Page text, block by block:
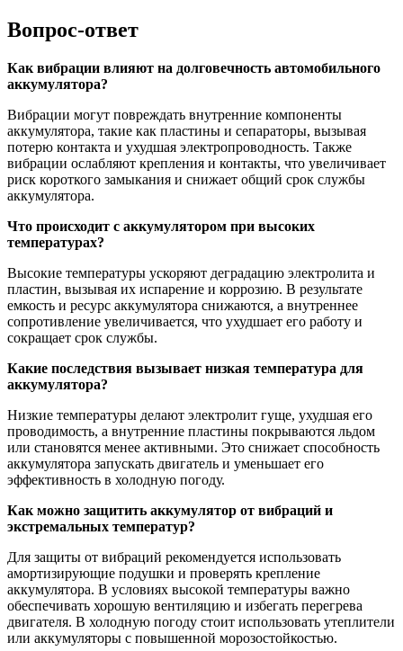
Вопрос-ответ
Как вибрации влияют на долговечность автомобильного
аккумулятора?
Вибрации могут повреждать внутренние компоненты
аккумулятора, такие как пластины и сепараторы, вызывая
потерю контакта и ухудшая электропроводность. Также
вибрации ослабляют крепления и контакты, что увеличивает
риск короткого замыкания и снижает общий срок службы
аккумулятора.
Что происходит с аккумулятором при высоких
температурах?
Высокие температуры ускоряют деградацию электролита и
пластин, вызывая их испарение и коррозию. В результате
емкость и ресурс аккумулятора снижаются, а внутреннее
сопротивление увеличивается, что ухудшает его работу и
сокращает срок службы.
Какие последствия вызывает низкая температура для
аккумулятора?
Низкие температуры делают электролит гуще, ухудшая его
проводимость, а внутренние пластины покрываются льдом
или становятся менее активными. Это снижает способность
аккумулятора запускать двигатель и уменьшает его
эффективность в холодную погоду.
Как можно защитить аккумулятор от вибраций и
экстремальных температур?
Для защиты от вибраций рекомендуется использовать
амортизирующие подушки и проверять крепление
аккумулятора. В условиях высокой температуры важно
обеспечивать хорошую вентиляцию и избегать перегрева
двигателя. В холодную погоду стоит использовать утеплители
или аккумуляторы с повышенной морозостойкостью.